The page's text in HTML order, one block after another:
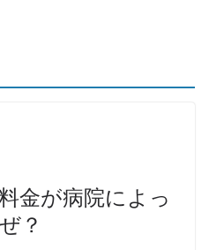
金が病院によっ
？